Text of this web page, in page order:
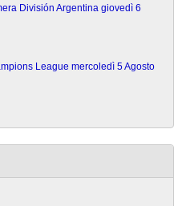
División Argentina giovedì 6
League mercoledì 5 Agosto